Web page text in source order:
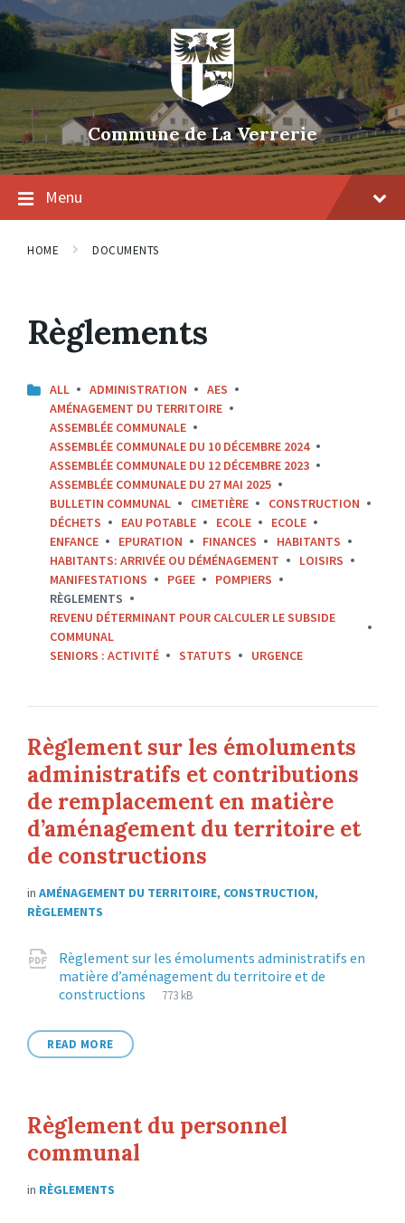
Skip
to
content
Skip
to
main
navigation
Skip
to
footer
Commune de La Verrerie
Menu
HOME DOCUMENTS
Règlements
ALL ADMINISTRATION
AES
AMÉNAGEMENT DU TERRITOIRE
ASSEMBLÉE COMMUNALE
ASSEMBLÉE COMMUNALE DU 10 DÉCEMBRE 2024
ASSEMBLÉE COMMUNALE DU 12 DÉCEMBRE 2023
ASSEMBLÉE COMMUNALE DU 27 MAI 2025
BULLETIN COMMUNAL
CIMETIÈRE
CONSTRUCTION
DÉCHETS
EAU POTABLE ECOLE
ECOLE
ENFANCE
EPURATION FINANCES
HABITANTS
HABITANTS: ARRIVÉE OU DÉMÉNAGEMENT
LOISIRS
MANIFESTATIONS
PGEE
POMPIERS
RÈGLEMENTS
REVENU DÉTERMINANT POUR CALCULER LE SUBSIDE
COMMUNAL
SENIORS : ACTIVITÉ
STATUTS URGENCE
Règlement sur les émoluments
administratifs et contributions
de remplacement en matière
d’aménagement du territoire et
de constructions
in AMÉNAGEMENT DU TERRITOIRE, CONSTRUCTION,
RÈGLEMENTS
Attachments
Règlement sur les émoluments administratifs en
matière d’aménagement du territoire et de
constructions
File
pdf
File
773 kB
READ MORE
Règlement du personnel
communal
in RÈGLEMENTS